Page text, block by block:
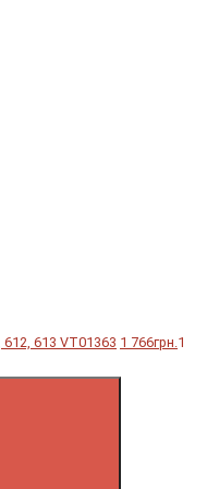
612, 613 VT01363 1 766грн. 1